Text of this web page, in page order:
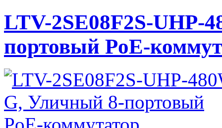
LTV-2SE08F2S-UHP-
портовый PoE-